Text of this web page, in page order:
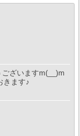
ございますm(__)m
きます♪